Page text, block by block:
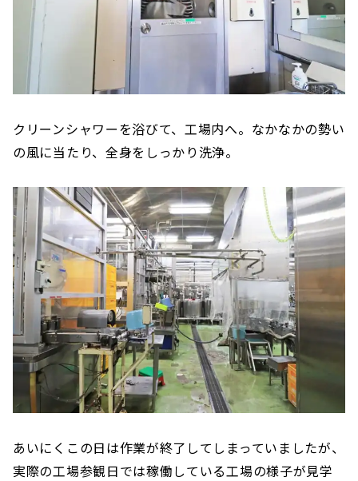
クリーンシャワーを浴びて、工場内へ。なかなかの勢い
の風に当たり、全身をしっかり洗浄。
あいにくこの日は作業が終了してしまっていましたが、
実際の工場参観日では稼働している工場の様子が見学